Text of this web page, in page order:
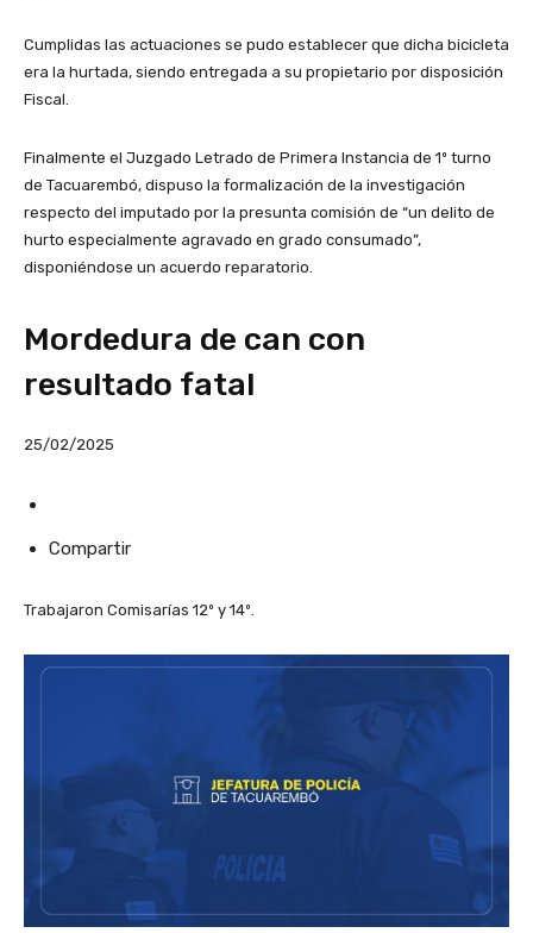
Cumplidas las actuaciones se pudo establecer que dicha bicicleta
era la hurtada, siendo entregada a su propietario por disposición
Fiscal.
Finalmente el Juzgado Letrado de Primera Instancia de 1º turno
de Tacuarembó, dispuso la formalización de la investigación
respecto del imputado por la presunta comisión de “un delito de
hurto especialmente agravado en grado consumado”,
disponiéndose un acuerdo reparatorio.
Mordedura de can con
resultado fatal
25/02/2025
Compartir
Trabajaron Comisarías 12º y 14º.